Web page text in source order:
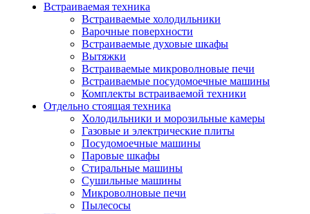
Встраиваемая техника
Встраиваемые холодильники
Варочные поверхности
Встраиваемые духовые шкафы
Вытяжки
Встраиваемые микроволновые печи
Встраиваемые посудомоечные машины
Комплекты встраиваемой техники
Отдельно стоящая техника
Холодильники и морозильные камеры
Газовые и электрические плиты
Посудомоечные машины
Паровые шкафы
Стиральные машины
Сушильные машины
Микроволновые печи
Пылесосы